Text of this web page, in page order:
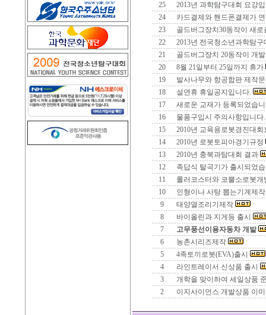
25
2013년 과학탐구대회 요강
24
카드결제와 핸드폰결제가
23
골드버그장치30동작이 새
22
2013년 전국청소년과학탐
21
골드버그장치 20동작이 개
20
8월 21일부터 25일까지 휴가
19
발사나무와 항공합판 제작
18
설연휴 휴일공지입니다.
17
새로운 교재가 등록되었습
16
물품구입시 주의사항입니
15
2010년 교육용로봇경진대
14
2010년 로봇토피아경기규정
13
2010년 충북과탐대회 결과
12
족답식 탈곡기가 출시되었
11
롤러코스터와 코뿔소로봇
10
인형이나 사탕 뽑는기계제
9
태양열조리기제작
8
바이올린과 지게등 출시
7
고무풍선이용자동차 개발
6
농촌시리즈제작
5
4족토끼로봇(EVA)출시
4
라인트레이서 신상품 출시
3
개학을 맞이하여 세일상품
2
이지사이언스 개발상품 이